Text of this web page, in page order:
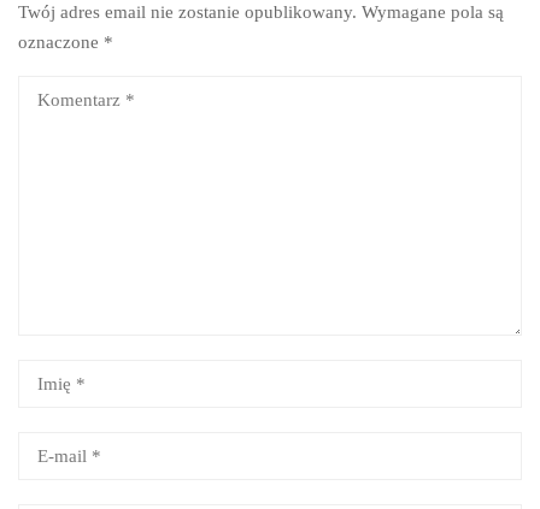
Twój adres email nie zostanie opublikowany. Wymagane pola są
oznaczone *